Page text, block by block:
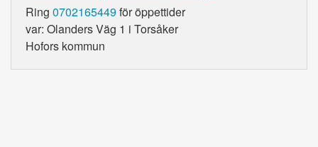
Ring 0702165449för öppettider
var: Olanders Väg 1 i Torsåker
Hofors kommun